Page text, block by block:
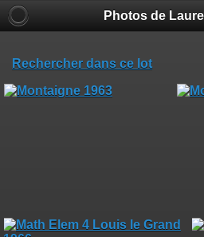
Photos de
Rechercher dans ce lot